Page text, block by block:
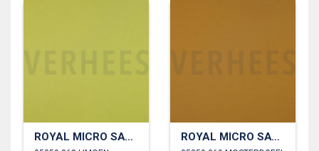
ROYAL MICRO SATIJN ROYAL MICRO SATIJN